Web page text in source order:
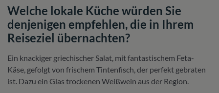
Welche lokale Küche würden Sie
denjenigen empfehlen, die in Ihrem
Reiseziel übernachten?
Ein knackiger griechischer Salat, mit fantastischem Feta-
Käse, gefolgt von frischem Tintenfisch, der perfekt gebraten
ist. Dazu ein Glas trockenen Weißwein aus der Region.